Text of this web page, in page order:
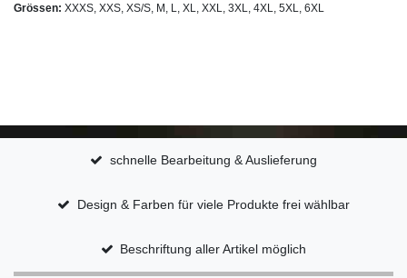
Grössen: XXXS, XXS, XS/S, M, L, XL, XXL, 3XL, 4XL, 5XL, 6XL
schnelle Bearbeitung & Auslieferung
Design & Farben für viele Produkte frei wählbar
Beschriftung aller Artikel möglich